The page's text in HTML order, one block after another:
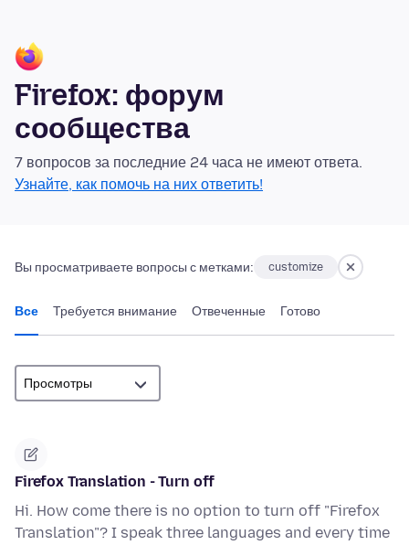
Firefox: форум
сообщества
7 вопросов за последние 24 часа не имеют ответа.
Узнайте, как помочь на них ответить!
Вы просматриваете вопросы с метками: customize
Все Требуется внимание Отвеченные Готово
Firefox Translation - Turn off
Hi. How come there is no option to turn off "Firefox
Translation"? I speak three languages and every time